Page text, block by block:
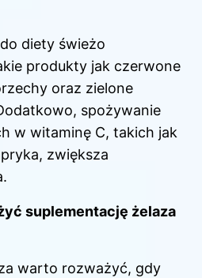
diety świeżo
produkty jak czerwone
oraz zielone
spożywanie
w witaminę C, takich jak
zwiększa
suplementację żelaza
warto rozważyć, gdy